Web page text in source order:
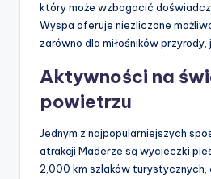
który może wzbogacić
Wyspa oferuje niezliczone
zarówno dla miłośników przyrody,
Aktywności na
powietrzu
Jednym z najpopularniejszych
atrakcji Maderze są wycieczki
2,000 km szlaków turystycznych,